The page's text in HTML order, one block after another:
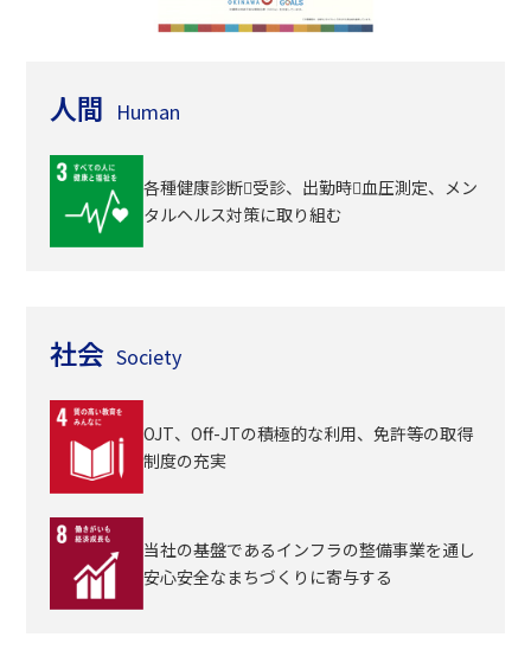
人間 Human
各種健康診断􏰀受診、出勤時􏰀血圧測定、メン
タルヘルス対策に取り組む
社会 Society
OJT、Off-JTの積極的な利用、免許等の取得
制度の充実
当社の基盤であるインフラの整備事業を通し
安心安全なまちづくりに寄与する